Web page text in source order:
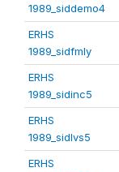
1989_siddemo4
ERHS
1989_sidfmly
ERHS
1989_sidinc5
ERHS
1989_sidlvs5
ERHS